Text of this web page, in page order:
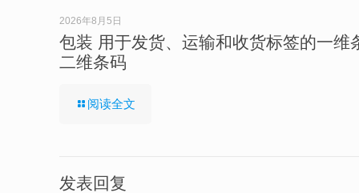
2026年8月5日
包装 用于发货、运输和收货标签的一维
二维条码
阅读全文
发表回复